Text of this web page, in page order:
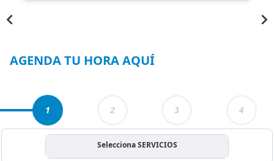
AGENDA TU HORA AQUÍ
1 2 3 4
Selecciona SERVICIOS